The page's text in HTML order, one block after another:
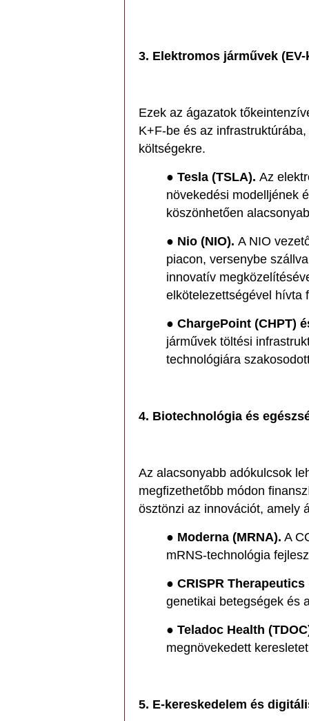
3. Elektromos járművek
Ezek az ágazatok
K+F-be és az
költségekre.
● Tesla (TSLA). Az
növekedési modelljének
köszönhetően
● Nio (NIO). A NIO
piacon, versenybe
innovatív
elkötelezettségével hívta
● ChargePoint (CHPT)
járművek töltési
technológiára
4. Biotechnológia és
Az alacsonyabb adókulcsok
megfizethetőbb módon
ösztönzi az innovációt, amely
● Moderna (MRNA). A
mRNS-technológia
● CRISPR Therapeutics
genetikai betegségek és
● Teladoc Health
megnövekedett
5. E-kereskedelem és